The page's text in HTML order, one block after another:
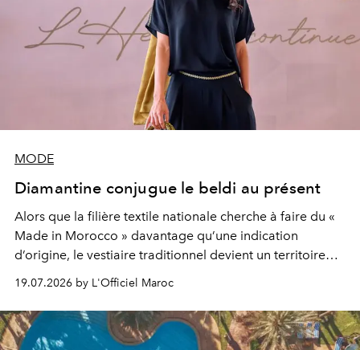
MODE
Diamantine conjugue le beldi au présent
Alors que la filière textile nationale cherche à faire du «
Made in Morocco » davantage qu’une indication
d’origine, le vestiaire traditionnel devient un territoire
d’expérimentation. Avec Néo Beldi, Diamantine en
révise les proportions et les usages pour l’inscrire dans
le quotidien contemporain, sans effacer la culture du
vêtement dont il procède.
19.07.2026 by L'Officiel Maroc